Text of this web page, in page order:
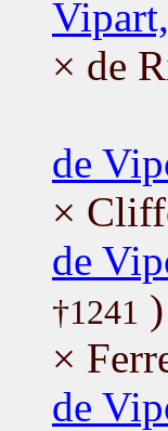
× de
de
×
de
†1241 )
×
de